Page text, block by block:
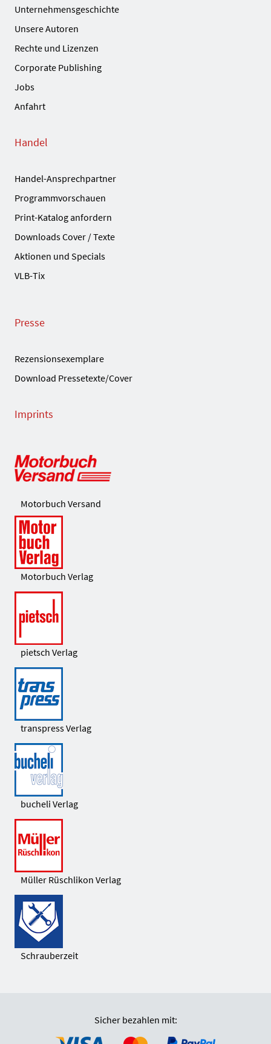
Unternehmensgeschichte
Unsere Autoren
Rechte und Lizenzen
Corporate Publishing
Jobs
Anfahrt
Handel
Handel-Ansprechpartner
Programmvorschauen
Print-Katalog anfordern
Downloads Cover / Texte
Aktionen und Specials
VLB-Tix
Presse
Rezensionsexemplare
Download Pressetexte/Cover
Imprints
Motorbuch Versand
Motorbuch Verlag
pietsch Verlag
transpress Verlag
bucheli Verlag
Müller Rüschlikon Verlag
Schrauberzeit
Sicher bezahlen mit: